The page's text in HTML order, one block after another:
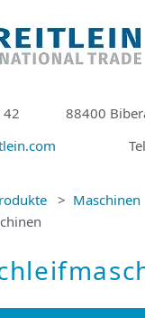
42
88400
Maschinen